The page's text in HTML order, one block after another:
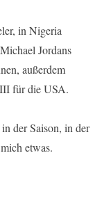
in Nigeria
Jordans
außerdem
für die USA.
der Saison, in der
etwas.